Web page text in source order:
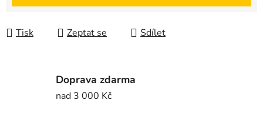
Tisk Zeptat se Sdílet
Doprava zdarma
nad 3 000 Kč